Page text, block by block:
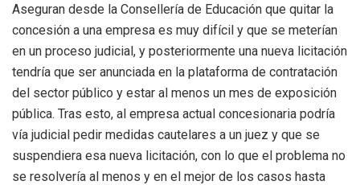
Aseguran desde la Consellería de Educación que quitar la
concesión a una empresa es muy difícil y que se meterían
en un proceso judicial, y posteriormente una nueva licitación
tendría que ser anunciada en la plataforma de contratación
del sector público y estar al menos un mes de exposición
pública. Tras esto, al empresa actual concesionaria podría
vía judicial pedir medidas cautelares a un juez y que se
suspendiera esa nueva licitación, con lo que el problema no
se resolvería al menos y en el mejor de los casos hasta